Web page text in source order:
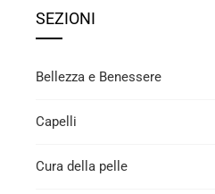
SEZIONI
Bellezza e Benessere
Capelli
Cura della pelle